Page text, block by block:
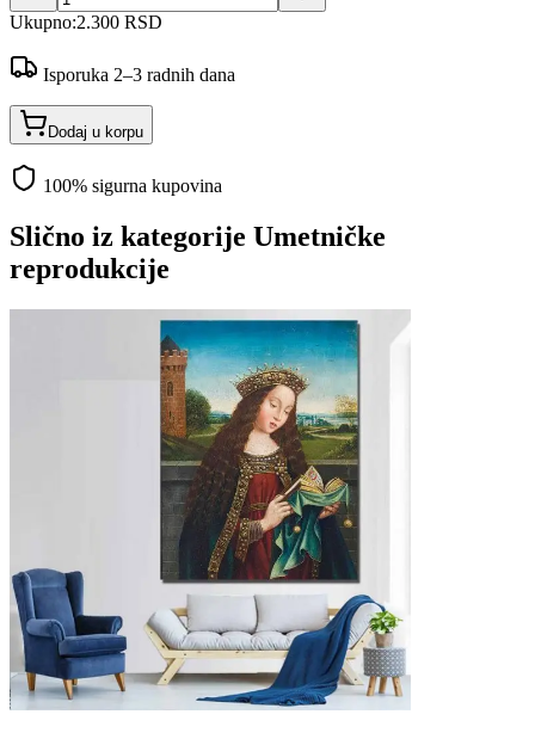
Ukupno:2.300 RSD
Isporuka 2–3 radnih dana
Dodaj u korpu
100% sigurna kupovina
Slično iz kategorije Umetničke
reprodukcije